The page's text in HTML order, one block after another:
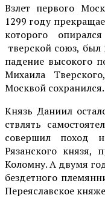
Взлет первого
1299 году
которого
тверской союз,
паде­ние высокого
Михаила
Москвой сохра­нился.
Князь Даниил
ствлять
совер­шил поход
Рязанского князя,
Коломну. А двумя
бездетного
Переяславское